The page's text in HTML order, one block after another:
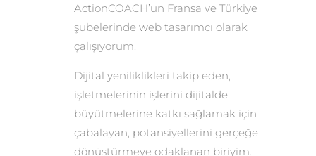
ActionCOACH’un Fransa ve Türkiye
şubelerinde web tasarımcı olarak
çalışıyorum.
Dijital yeniliklikleri takip eden,
işletmelerinin işlerini dijitalde
büyütmelerine katkı sağlamak için
çabalayan, potansiyellerini gerçeğe
dönüştürmeye odaklanan biriyim.